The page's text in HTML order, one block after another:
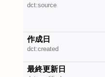
dct:source
作成日
dct:created
最終更新日